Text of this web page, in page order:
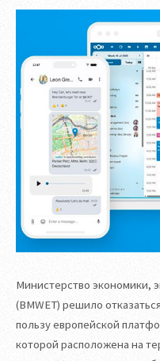
Министерство экономики,
(BMWET) решило
пользу европейской
которой расположена на